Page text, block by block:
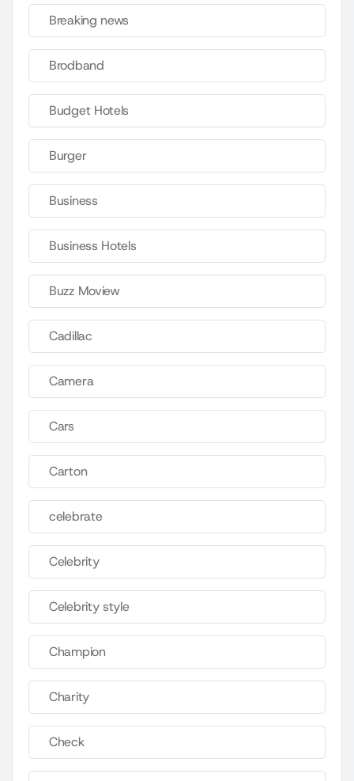
Breaking news
Brodband
Budget Hotels
Burger
Business
Business Hotels
Buzz Moview
Cadillac
Camera
Cars
Carton
celebrate
Celebrity
Celebrity style
Champion
Charity
Check